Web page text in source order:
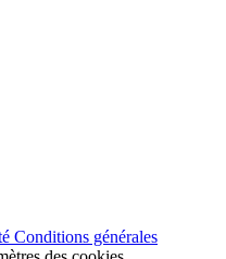
Conditions générales